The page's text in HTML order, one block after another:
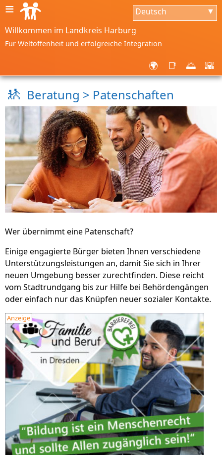
≡ Deutsch ▼
Willkommen im Landkreis Harburg
Für Weltoffenheit und erfolgreiche Integration
🌍 📑 🌅 🌇
🚸 Beratung > Patenschaften
Wer übernimmt eine Patenschaft?
Einige engagierte Bürger bieten Ihnen verschiedene
Unterstützungsleistungen an, damit Sie sich in Ihrer
neuen Umgebung besser zurechtfinden. Diese reicht
vom Stadtrundgang bis zur Hilfe bei Behördengängen
oder einfach nur das Knüpfen neuer sozialer Kontakte.
Anzeige